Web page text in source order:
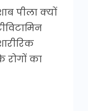
पीला क्यों
रोगों का